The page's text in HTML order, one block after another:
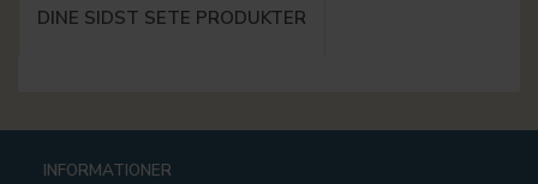
DINE SIDST SETE PRODUKTER
INFORMATIONER